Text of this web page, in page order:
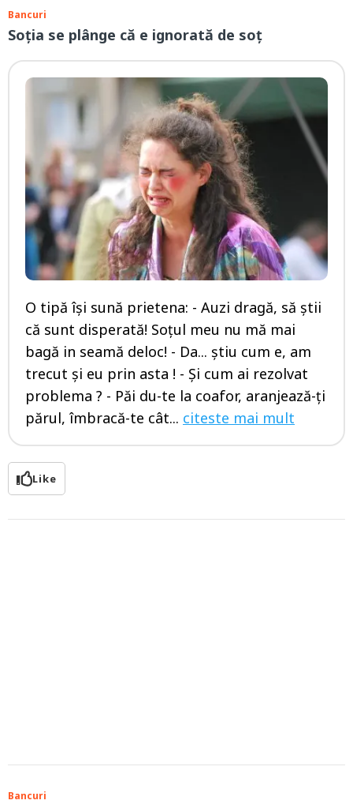
Bancuri
Soția se plânge că e ignorată de soț
O tipă își sună prietena: - Auzi dragă, să știi
că sunt disperată! Soțul meu nu mă mai
bagă in seamă deloc! - Da... știu cum e, am
trecut și eu prin asta ! - Și cum ai rezolvat
problema ? - Păi du-te la coafor, aranjează-ți
părul, îmbracă-te cât... citeste mai mult
Like
Bancuri